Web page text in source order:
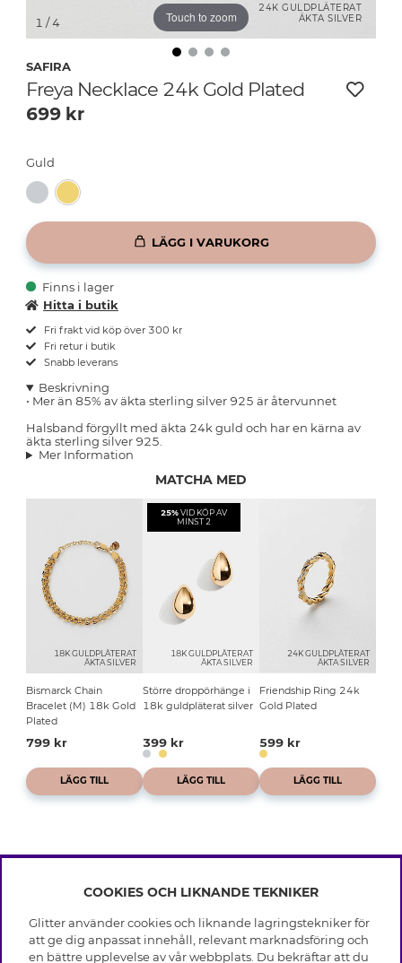
24K GULDPLÄTERAT
ÄKTA SILVER
Touch to zoom
1 / 4
SAFIRA
Freya Necklace 24k Gold Plated
699 kr
Guld
LÄGG I VARUKORG
Finns i lager
Hitta i butik
Fri frakt vid köp över 300 kr
Fri retur i butik
Snabb leverans
Beskrivning
• Mer än 85% av äkta sterling silver 925 är återvunnet
Halsband förgyllt med äkta 24k guld och har en kärna av
äkta sterling silver 925.
Mer Information
MATCHA MED
18K GULDPLÄTERAT
ÄKTA SILVER
Bismarck Chain
Bracelet (M) 18k Gold
Plated
799 kr
LÄGG TILL
25% VID KÖP AV
MINST 2
18K GULDPLÄTERAT
ÄKTA SILVER
Större droppörhänge i
18k guldpläterat silver
399 kr
LÄGG TILL
24K GULDPLÄTERAT
ÄKTA SILVER
Friendship Ring 24k
Gold Plated
599 kr
LÄGG TILL
INFO
Leverans
Villkor
OM GLITTER
COOKIES OCH LIKNANDE TEKNIKER
Glitter använder cookies och liknande lagringstekniker för
att ge dig anpassat innehåll, relevant marknadsföring och
en bättre upplevelse av vår webbplats. Du bekräftar att du